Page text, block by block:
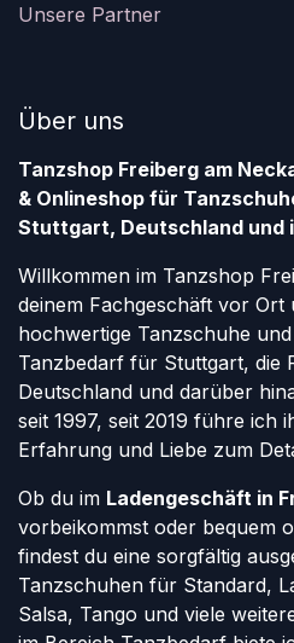
Unsere Partner
Über uns
Tanzshop Freiberg am
& Onlineshop für
Stuttgart, Deutschland und
Willkommen im Tanzshop
deinem Fachgeschäft vor Ort
hochwertige Tanzschuhe
Tanzbedarf für Stuttgart, die
Deutschland und darüber
seit 1997, seit 2019 führe ich
Erfahrung und Liebe zum
Ob du im Ladengeschäft in
vorbeikommst oder bequem
findest du eine sorgfältig
Tanzschuhen für Standard,
Salsa, Tango und viele